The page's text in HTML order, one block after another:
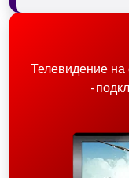
Телевидение на
-